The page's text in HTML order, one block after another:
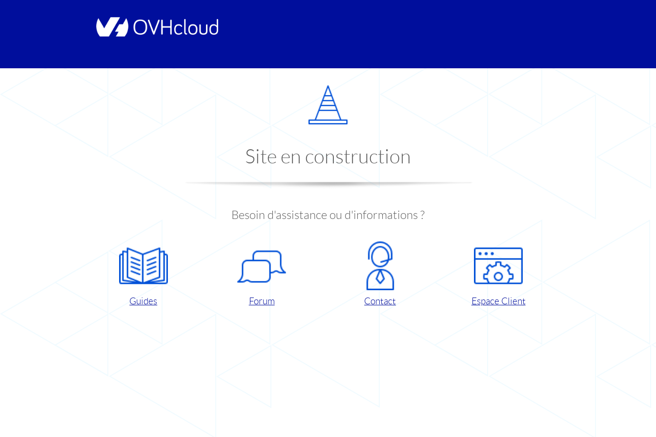
Site en construction
Besoin d'assistance ou d'informations ?
Guides Forum Contact Espace Client